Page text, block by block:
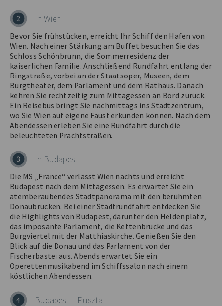
2 In Wien
Bevor Sie frühstücken, erreicht Ihr Schiff den Hafen von
Wien. Nach einer Stärkung am Buffet besuchen Sie das
Schloss Schönbrunn, die Sommerresidenz der
kaiserlichen Familie. Anschließend Rundfahrt entlang der
Ringstraße, vorbei an der Staatsoper, Museen, dem
Burgtheater, dem Parlament und dem Rathaus. Danach
kehren Sie rechtzeitig zum Mittagessen an Bord zurück.
Ein Reisebus bringt Sie nachmittags ins Stadtzentrum,
wo Sie Wien auf eigene Faust erkunden können. Nach dem
Abendessen erleben Sie eine Rundfahrt durch die
beleuchteten Prachtstraßen.
3 In Budapest
Die MS „France“ verlässt Wien nachts und erreicht
Budapest nach dem Mittagessen. Es erwartet Sie ein
atemberaubendes Stadtpanorama mit den berühmten
Donaubrücken. Bei einer Stadtrundfahrt entdecken Sie
die Highlights von Budapest, darunter den Heldenplatz,
das imposante Parlament, die Kettenbrücke und das
Burgviertel mit der Matthiaskirche. Genießen Sie den
Blick auf die Donau und das Parlament von der
Fischerbastei aus. Abends erwartet Sie ein
Operettenmusikabend im Schiffssalon nach einem
köstlichen Abendessen.
4 Budapest – Puszta